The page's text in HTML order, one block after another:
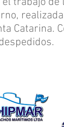
Catarina.